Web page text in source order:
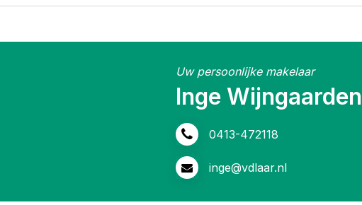
Uw persoonlijke makelaar
Inge Wijngaarden
0413-472118
inge@vdlaar.nl